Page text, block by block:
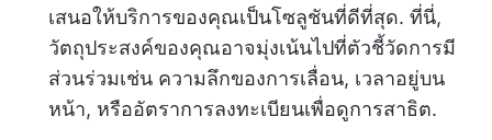
เสนอให้บริการของคุณเป็นโซลูชันที่ดีที่สุด. ที่นี่,
วัตถุประสงค์ของคุณอาจมุ่งเน้นไปที่ตัวชี้วัดการมี
ส่วนร่วมเช่น ความลึกของการเลื่อน, เวลาอยู่บน
หน้า, หรืออัตราการลงทะเบียนเพื่อดูการสาธิต.